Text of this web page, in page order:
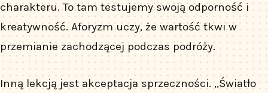
charakteru. To tam testujemy swoją odporność i
kreatywność. Aforyzm uczy, że wartość tkwi w
przemianie zachodzącej podczas podróży.
Inną lekcją jest akceptacja sprzeczności. „Światło